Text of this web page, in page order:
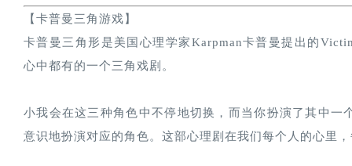
【卡普曼三角游戏】
卡普曼三角形是美国心理学家Karpman卡普曼提出的
心中都有的一个三角戏剧。
小我会在这三种角色中不停地切换，而当你扮演了其中
意识地扮演对应的角色。这部心理剧在我们每个人的心里